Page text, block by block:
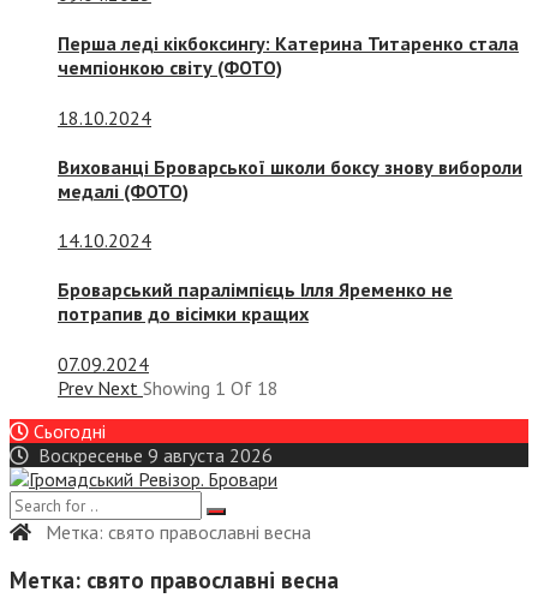
Перша леді кікбоксингу: Катерина Титаренко стала
чемпіонкою світу (ФОТО)
18.10.2024
Вихованці Броварської школи боксу знову вибороли
медалі (ФОТО)
14.10.2024
Броварський паралімпієць Ілля Яременко не
потрапив до вісімки кращих
07.09.2024
Prev Next Showing 1 Of 18
Сьогодні
Воскресенье 9 августа 2026
Метка: свято православні весна
Метка: свято православні весна